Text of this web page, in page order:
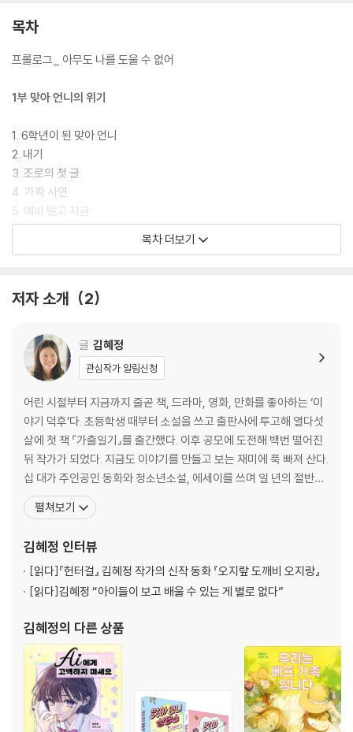
로’의 고민을 해결하기 위해 나서는 이야기가 펼쳐진다. 거짓 사연을 올리
주인이 누구인지 찾아내지 않기로 한 원칙을 꼭 지켜야 할지 등 온라인 카
를 믿으며 더욱 단단하게 성장해 나가는 네 아이의 모습이 담겨 있다. ‘조
의 여러 형태에 대해 어느새 함께 고민하게 된다.
“무슨 일 있어? 괜찮아?” 어린이는 약하지만 어린이들은 결코 약하지 않
아요. -본문에서
집에서는 혼자가 되고 싶고 친구들하고는 영영 함께하고 싶은 시기를 맞이
한 미래와 친구들의 모습 속에서, 그러나 소외되고 낙오되는 친구 없이 서
목차
프롤로그_ 아무도 나를 도울 수 없어
1부 맞아 언니의 위기
1. 6학년이 된 맞아 언니
2. 내기
3. 조로의 첫 글
4. 가짜 사연
5. 예비 말고 지금
8. 친구는 어려워
10. 조로의 정체
11. 사라진 조로
12. 맞아 언니의 미래
작가의 말
목차 더보기
저자 소개 2
글 김혜정
관심작가 알림신청
어린 시절부터 지금까지 줄곧 책, 드라마, 영화, 만화를 좋아하는 ‘이
야기 덕후’다. 초등학생 때부터 소설을 쓰고 출판사에 투고해 열다섯
살에 첫 책 『가출일기』를 출간했다. 이후 공모에 도전해 백번 떨어진
뒤 작가가 되었다. 지금도 이야기를 만들고 보는 재미에 푹 빠져 산다.
십 대가 주인공인 동화와 청소년소설, 에세이를 쓰며 일 년의 절반은
직접 청소년을 만나 대화한다. 성장담을 쓰면 성장할 수 있다는 믿음
으로 청소년소설 『하이킹 걸즈』 『판타스틱 걸』 『다이어트 학교』 『학
의 걷기 클럽』 『맞아 언니
펼쳐보기
김혜정 인터뷰
[읽다]『헌터걸』 김혜정 작가의 신작 동화 『오지랖 도깨비 오지랑』
[읽다]김혜정 “아이들이 보고 배울 수 있는 게 별로 없다”
김혜정의 다른 상품